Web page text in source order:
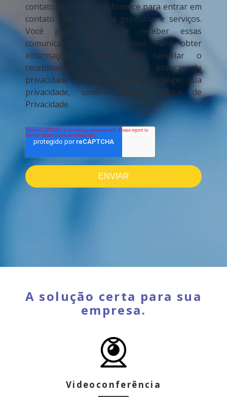
contato que você nos fornece para entrar em
contato com relação a produtos e serviços.
Você pode deixar de receber essas
comunicações quando quiser. Para obter
informações sobre como cancelar o
recebimento, além de nossas práticas de
privacidade e compromisso de proteger sua
privacidade, confira nossa Política de
Privacidade.
A solução certa para sua
empresa.
Videoconferência